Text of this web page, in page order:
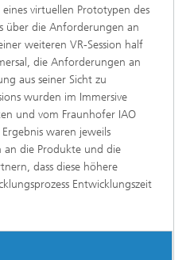
virtuellen Prototypen des
über die Anforderungen an
weiteren VR-Session half
die Anforderungen an
aus seiner Sicht zu
wurden im Immersive
und vom Fraunhofer IAO
waren jeweils
die Produkte und die
dass diese höhere
Entwicklungszeit